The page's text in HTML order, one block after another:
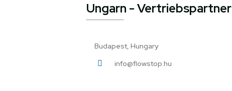
Ungarn - Vertriebspartner
Budapest, Hungary
info@flowstop.hu